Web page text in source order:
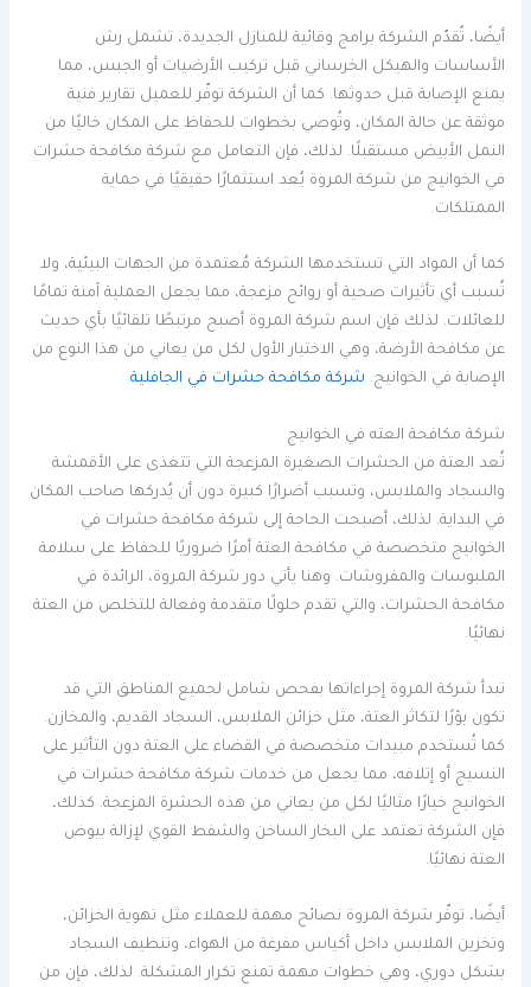
أيضًا، تُقدّم الشركة برامج وقائية للمنازل الجديدة، تشمل رش
الأساسات والهيكل الخرساني قبل تركيب الأرضيات أو الجبس، مما
يمنع الإصابة قبل حدوثها. كما أن الشركة توفّر للعميل تقارير فنية
موثقة عن حالة المكان، وتُوصي بخطوات للحفاظ على المكان خاليًا من
النمل الأبيض مستقبلًا. لذلك، فإن التعامل مع شركة مكافحة حشرات
في الخوانيج من شركة المروة يُعد استثمارًا حقيقيًا في حماية
الممتلكات.
كما أن المواد التي تستخدمها الشركة مُعتمدة من الجهات البيئية، ولا
تُسبب أي تأثيرات صحية أو روائح مزعجة، مما يجعل العملية آمنة تمامًا
للعائلات. لذلك فإن اسم شركة المروة أصبح مرتبطًا تلقائيًا بأي حديث
عن مكافحة الأرضة، وهي الاختيار الأول لكل من يعاني من هذا النوع من
الإصابة في الخوانيج. شركة مكافحة حشرات في الجافلية
شركة مكافحة العته في الخوانيج
تُعد العتة من الحشرات الصغيرة المزعجة التي تتغذى على الأقمشة
والسجاد والملابس، وتسبب أضرارًا كبيرة دون أن يُدركها صاحب المكان
في البداية. لذلك، أصبحت الحاجة إلى شركة مكافحة حشرات في
الخوانيج متخصصة في مكافحة العتة أمرًا ضروريًا للحفاظ على سلامة
الملبوسات والمفروشات. وهنا يأتي دور شركة المروة، الرائدة في
مكافحة الحشرات، والتي تقدم حلولًا متقدمة وفعالة للتخلص من العتة
نهائيًا.
تبدأ شركة المروة إجراءاتها بفحص شامل لجميع المناطق التي قد
تكون بؤرًا لتكاثر العتة، مثل خزائن الملابس، السجاد القديم، والمخازن.
كما تُستخدم مبيدات متخصصة في القضاء على العتة دون التأثير على
النسيج أو إتلافه، مما يجعل من خدمات شركة مكافحة حشرات في
الخوانيج خيارًا مثاليًا لكل من يعاني من هذه الحشرة المزعجة. كذلك،
فإن الشركة تعتمد على البخار الساخن والشفط القوي لإزالة بيوض
العتة نهائيًا.
أيضًا، توفّر شركة المروة نصائح مهمة للعملاء مثل تهوية الخزائن،
وتخزين الملابس داخل أكياس مفرغة من الهواء، وتنظيف السجاد
بشكل دوري، وهي خطوات مهمة تمنع تكرار المشكلة. لذلك، فإن من